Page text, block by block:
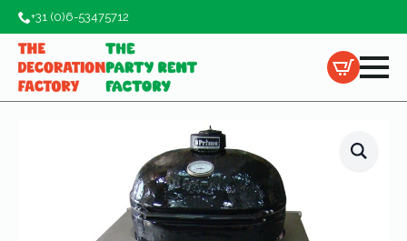
+31 (0)6-53475712